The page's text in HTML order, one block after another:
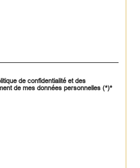
de confidentialité et des
de mes données personnelles (*)*